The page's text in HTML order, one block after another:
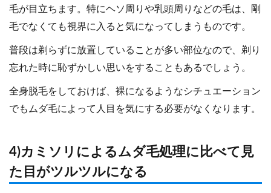
毛が目立ちます。特にヘソ周りや乳頭周りなどの毛は、剛
毛でなくても視界に入ると気になってしまうものです。
普段は剃らずに放置していることが多い部位なので、剃り
忘れた時に恥ずかしい思いをすることもあるでしょう。
全身脱毛をしておけば、裸になるようなシチュエーション
でもムダ毛によって人目を気にする必要がなくなります。
4)カミソリによるムダ毛処理に比べて見
た目がツルツルになる